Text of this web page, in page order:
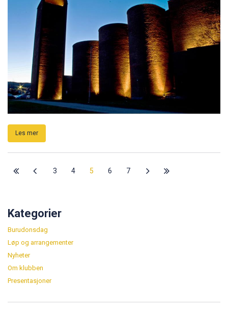
Les mer
3 4 5 6 7
Kategorier
Burudonsdag
Løp og arrangementer
Nyheter
Om klubben
Presentasjoner